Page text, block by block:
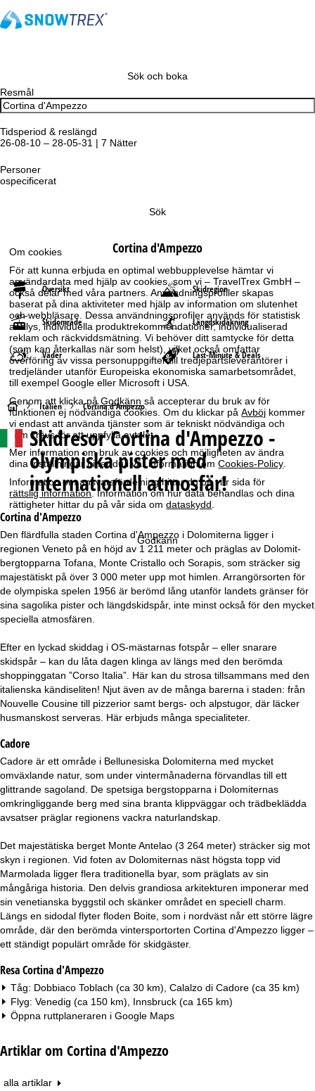
Om cookies
För att kunna erbjuda en optimal webbupplevelse hämtar vi
användardata med hjälp av cookies, som vi – TravelTrex GmbH –
också delar med våra partners. Användningsprofiler skapas
baserat på dina aktiviteter med hjälp av information om slutenhet
och webbläsare. Dessa användningsprofiler används för statistisk
analys, individuella produktrekommendationer, individualiserad
reklam och räckviddsmätning. Vi behöver ditt samtycke för detta
(som kan återkallas när som helst), vilket också omfattar
överföring av vissa personuppgifter till tredjepartsleverantörer i
tredjeländer utanför Europeiska ekonomiska samarbetsområdet,
till exempel Google eller Microsoft i USA.
Genom att klicka påGodkänn så accepterar du bruk av för
funktionen ej nödvändiga cookies. Om du klickar påAvböj kommer
vi endast att använda tjänster som är tekniskt nödvändiga och
som krävs för att uppfylla avtalet.
Mer information om bruk av cookies och möjligheten av ändra
dina inställningar hittar du i vår information omCookies-Policy
Information om ansvarsfördelning hittar du på vår sida för
rättslig information. Information om hur data behandlas och dina
rättigheter hittar du på vår sida omdataskydd
Godkänn
Sök och boka
Resmål
Tidsperiod & reslängd
26-08-10 – 28-05-31 | 7 Nätter
Personer
ospecificerat
Sök
Cortina d'Ampezzo
Översikt Skidregion
Skidområde Längdskidåkning
Väder Last-Minute & Deals
S
t
a
r
t
s
i
d
Italien Cortina d'Ampezzo
SkidresorCortina d'Ampezzo -
olympiska pister med
internationell atmosfär!
Cortina d'Ampezzo
Den flärdfulla staden Cortina d'Ampezzo i Dolomiterna ligger i
regionen Veneto på en höjd av 1 211 meter och präglas av Dolomit-
bergtopparna Tofana, Monte Cristallo och Sorapis, som sträcker sig
majestätiskt på över 3 000 meter upp mot himlen. Arrangörsorten för
de olympiska spelen 1956 är berömd lång utanför landets gränser för
sina sagolika pister och längdskidspår, inte minst också för den mycket
speciella atmosfären.
Efter en lyckad skiddag i OS-mästarnas fotspår – eller snarare
skidspår – kan du låta dagen klinga av längs med den berömda
shoppinggatan ”Corso Italia”. Här kan du strosa tillsammans med den
italienska kändiseliten! Njut även av de många barerna i staden: från
Nouvelle Cousine till pizzerior samt bergs- och alpstugor, där läcker
husmanskost serveras. Här erbjuds många specialiteter.
Cadore
Cadore är ett område i Bellunesiska Dolomiterna med mycket
omväxlande natur, som under vintermånaderna förvandlas till ett
glittrande sagoland. De spetsiga bergstopparna i Dolomiternas
omkringliggande berg med sina branta klippväggar och trädbeklädda
avsatser präglar regionens vackra naturlandskap.
Det majestätiska berget Monte Antelao (3 264 meter) sträcker sig mot
skyn i regionen. Vid foten av Dolomiternas näst högsta topp vid
Marmolada ligger flera traditionella byar, som präglats av sin
mångåriga historia. Den delvis grandiosa arkitekturen imponerar med
sin venetianska byggstil och skänker området en speciell charm.
Längs en sidodal flyter floden Boite, som i nordväst når ett större lägre
område, där den berömda vintersportorten Cortina d'Ampezzo ligger –
ett ständigt populärt område för skidgäster.
Resa Cortina d'Ampezzo
Tåg: Dobbiaco Toblach (ca 30 km), Calalzo di Cadore (ca 35 km)
Flyg: Venedig (ca 150 km), Innsbruck (ca 165 km)
Öppna ruttplaneraren i Google Maps
Artiklar om Cortina d'Ampezzo
alla artiklar